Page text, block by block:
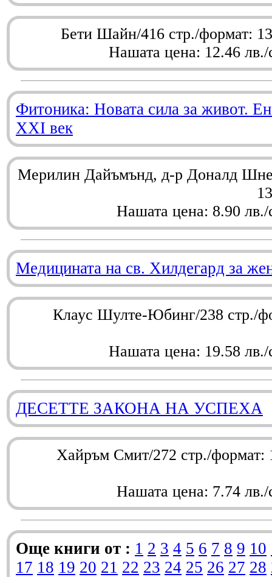
Бети Шайн/416 стр./формат:
Нашата цена: 12.46 лв./
Фитоника: Новата сила за живот.
XXI век
Мерилин Дайъмънд, д-р Доналд
Нашата цена: 8.90 лв./
Медицината на св. Хилдегард за
Клаус Шулте-Юбинг/238 стр./
Нашата цена: 19.58 лв./
ДЕСЕТТЕ ЗАКОНА НА УСПЕХА
Хайръм Смит/272 стр./
Нашата цена: 7.74 лв./
Още книги от : 1 2 3 4 5 6 7 8 9 10
17 18 19 20 21 22 23 24 25 26 27 28